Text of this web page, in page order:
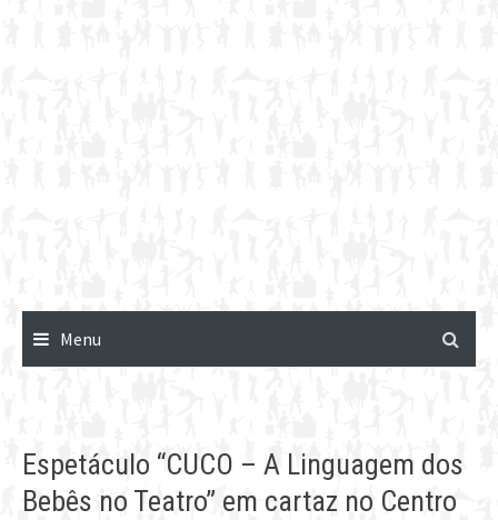
Menu
Espetáculo “CUCO – A Linguagem dos
Bebês no Teatro” em cartaz no Centro